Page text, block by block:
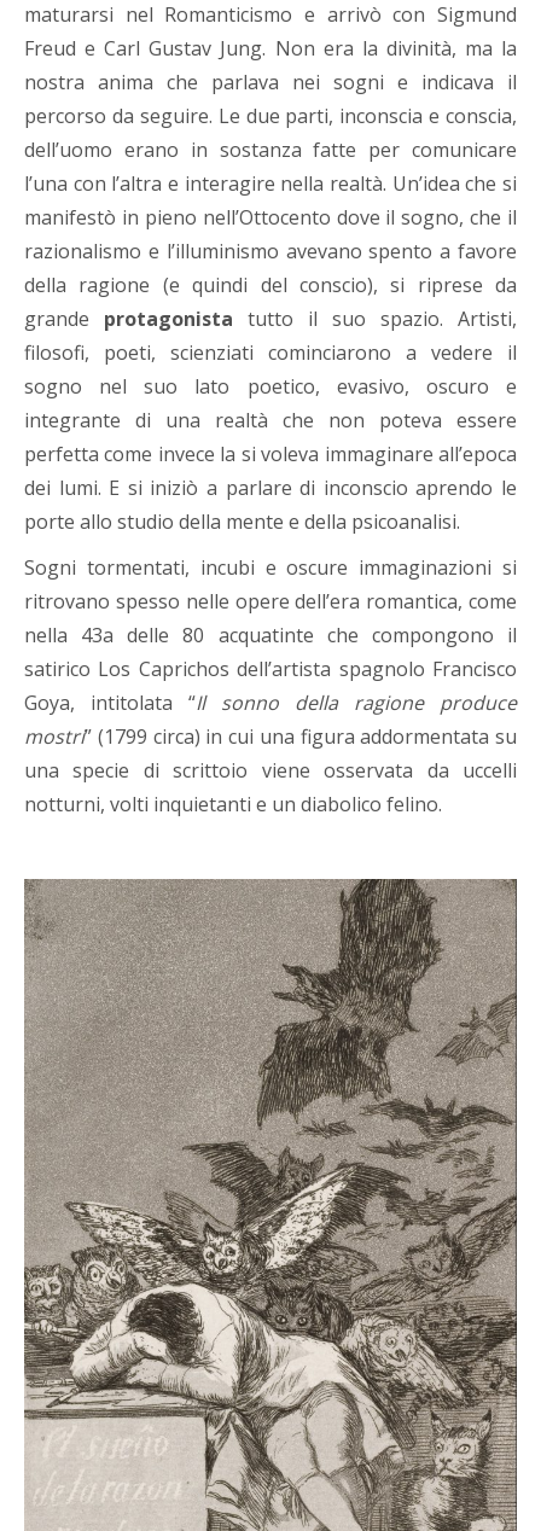
maturarsi nel Romanticismo e arrivò con Sigmund
Freud e Carl Gustav Jung. Non era la divinità, ma la
nostra anima che parlava nei sogni e indicava il
percorso da seguire. Le due parti, inconscia e conscia,
dell’uomo erano in sostanza fatte per comunicare
l’una con l’altra e interagire nella realtà. Un’idea che si
manifestò in pieno nell’Ottocento dove il sogno, che il
razionalismo e l’illuminismo avevano spento a favore
della ragione (e quindi del conscio), si riprese da
grande protagonista tutto il suo spazio. Artisti,
filosofi, poeti, scienziati cominciarono a vedere il
sogno nel suo lato poetico, evasivo, oscuro e
integrante di una realtà che non poteva essere
perfetta come invece la si voleva immaginare all’epoca
dei lumi. E si iniziò a parlare di inconscio aprendo le
porte allo studio della mente e della psicoanalisi.
Sogni tormentati, incubi e oscure immaginazioni si
ritrovano spesso nelle opere dell’era romantica, come
nella 43a delle 80 acquatinte che compongono il
satirico Los Caprichos dell’artista spagnolo Francisco
Goya, intitolata “Il sonno della ragione produce
mostri” (1799 circa) in cui una figura addormentata su
una specie di scrittoio viene osservata da uccelli
notturni, volti inquietanti e un diabolico felino.